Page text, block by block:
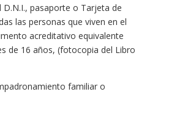
pasaporte o Tarjeta de
las personas que viven en el
acreditativo equivalente
de 16 años, (fotocopia del Libro
familiar o